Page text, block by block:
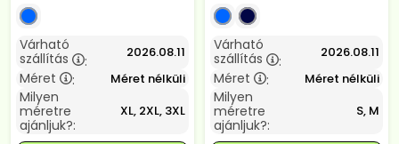
Várható
szállítás
: 2026.08.11
Méret : Méret nélküli
Milyen
méretre
ajánljuk?:
XL, 2XL, 3XL
Várható
szállítás
: 2026.08.11
Méret : Méret nélküli
Milyen
méretre
ajánljuk?:
S, M